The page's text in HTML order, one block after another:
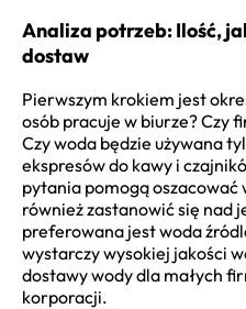
Analiza potrzeb: Ilość,
dostaw
Pierwszym krokiem jest
osób pracuje w biurze? Czy
Czy woda będzie używana
ekspresów do kawy i
pytania pomogą
również zastanowić się nad
preferowana jest woda
wystarczy wysokiej jakości
dostawy wody dla małych
korporacji.